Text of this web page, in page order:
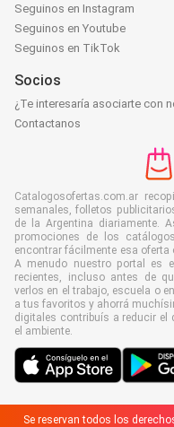
Seguinos en Instagram
Seguinos en Youtube
Seguinos en TikTok
Socios
¿Te interesaría asociarte con
Contactanos
Catalogosofertas.com.ar
semanales, folletos
de la Argentina diariamente.
promociones de los
encontrar fácilmente esa
A menudo nuestro portal es
recientes, incluso antes de
verlos en el trabajo, escuela o
a tus favoritos y ahorrá
digitales contribuís a reducir el
el ambiente.
Se reservan todos los